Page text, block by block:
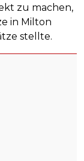
zu machen,
in Milton
stellte.